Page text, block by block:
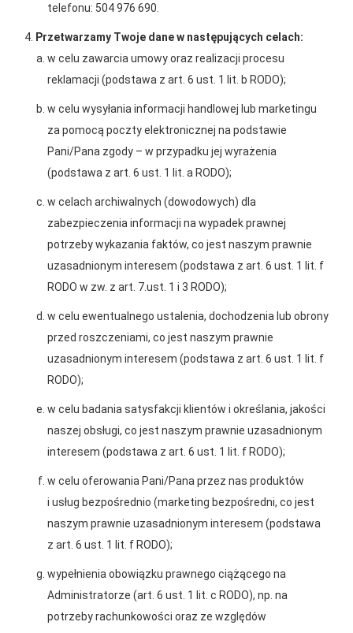
2025-12-31
Mrówka w Wyrzysku
Gwarancja jakości
Zakupy w systemie
Oferujemy zakupy
Zakupy
ul. Bohaterów Warszawy 115, 28-100 Busko-Zdrój
Telefon:+48 41 370 89 40
telefonu: 504 976 690.
Przetwarzamy Twoje dane w następujących celach:
w celu zawarcia umowy oraz realizacji procesu
reklamacji (podstawa z art. 6 ust. 1 lit. b RODO);
w celu wysyłania informacji handlowej lub marketingu
za pomocą poczty elektronicznej na podstawie
Pani/Pana zgody – w przypadku jej wyrażenia
(podstawa z art. 6 ust. 1 lit. a RODO);
w celach archiwalnych (dowodowych) dla
zabezpieczenia informacji na wypadek prawnej
potrzeby wykazania faktów, co jest naszym prawnie
uzasadnionym interesem (podstawa z art. 6 ust. 1 lit. f
RODO w zw. z art. 7.ust. 1 i 3 RODO);
w celu ewentualnego ustalenia, dochodzenia lub obrony
przed roszczeniami, co jest naszym prawnie
uzasadnionym interesem (podstawa z art. 6 ust. 1 lit. f
RODO);
w celu badania satysfakcji klientów i określania, jakości
naszej obsługi, co jest naszym prawnie uzasadnionym
interesem (podstawa z art. 6 ust. 1 lit. f RODO);
w celu oferowania Pani/Pana przez nas produktów
i usług bezpośrednio (marketing bezpośredni, co jest
naszym prawnie uzasadnionym interesem (podstawa
z art. 6 ust. 1 lit. f RODO);
wypełnienia obowiązku prawnego ciążącego na
Administratorze (art. 6 ust. 1 lit. c RODO), np. na
potrzeby rachunkowości oraz ze względów
Polityka plików cookies
zapewnienia prawidłowego działania strony, poprawy komfortu
użytkowania oraz analizy ruchu na stronie.
Czym są pliki cookies?
Cookies to niewielkie pliki tekstowe zapisywane na urządzeniu
użytkownika (komputerze, tablecie, smartfonie) podczas
korzystania z naszej strony internetowej. Pliki te mogą być
odczytywane przez nasz system oraz systemy zaufanych
partnerów, np. dostawców narzędzi analitycznych.
Do czego wykorzystujemy pliki cookies?
- zapewnić prawidłowe działanie strony i jej funkcjonalności,